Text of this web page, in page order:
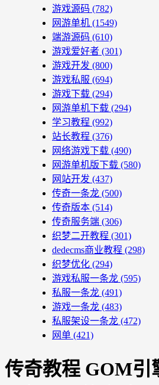
游戏源码 (782)
网游单机 (1549)
端游源码 (610)
游戏爱好者 (301)
游戏开发 (800)
游戏私服 (694)
游戏下载 (294)
网游单机下载 (294)
学习教程 (992)
站长教程 (376)
网络游戏下载 (490)
网游单机版下载 (580)
网站开发 (437)
传奇一条龙 (500)
传奇版本 (514)
传奇服务端 (306)
织梦二开教程 (301)
dedecms商业教程 (298)
织梦优化 (294)
游戏私服一条龙 (595)
私服一条龙 (491)
游戏一条龙 (483)
私服架设一条龙 (472)
网单 (421)
传奇教程 GOM引